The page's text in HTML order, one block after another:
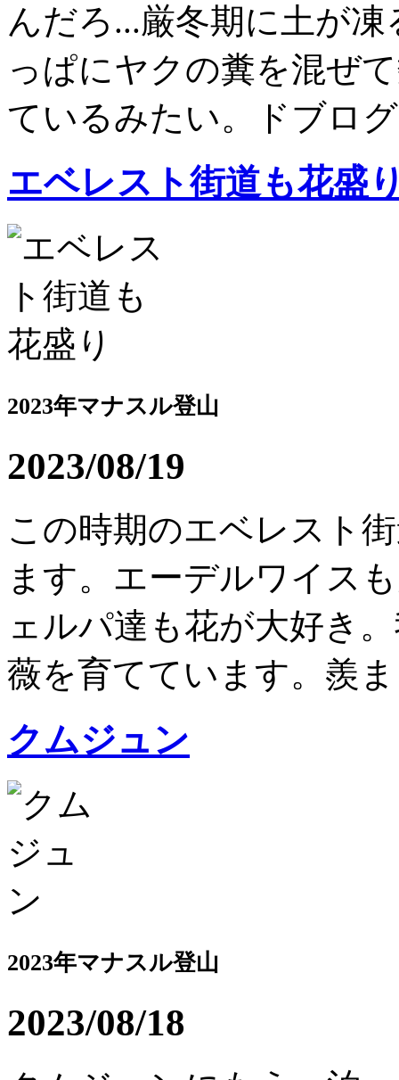
んだろ...厳冬期に土が
っぱにヤクの糞を混ぜ
ているみたい。ドブロ
エベレスト街道も花盛
2023年マナスル登山
2023/08/19
この時期のエベレスト
ます。エーデルワイス
ェルパ達も花が大好き
薇を育てています。羨
クムジュン
2023年マナスル登山
2023/08/18